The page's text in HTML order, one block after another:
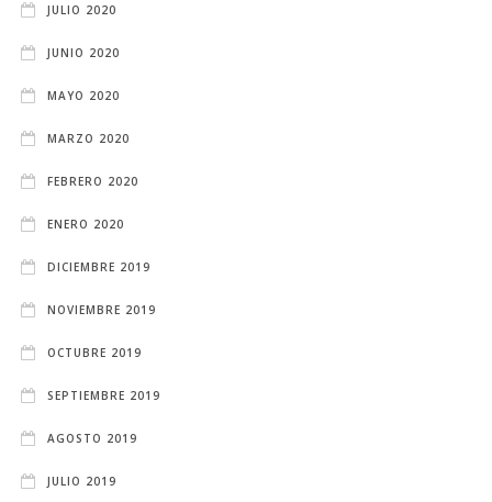
JULIO 2020
JUNIO 2020
MAYO 2020
MARZO 2020
FEBRERO 2020
ENERO 2020
DICIEMBRE 2019
NOVIEMBRE 2019
OCTUBRE 2019
SEPTIEMBRE 2019
AGOSTO 2019
JULIO 2019